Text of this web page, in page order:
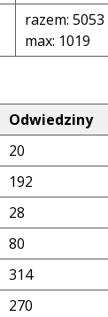
razem:
max: 1019
Odwiedziny
20
192
28
80
314
270